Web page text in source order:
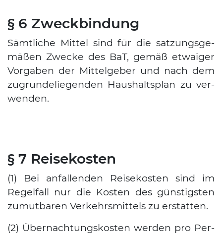
§ 6 Zweckbindung
Sämt­li­che Mit­tel sind für die sat­zungs­ge­
mä­ßen Zwe­cke des BaT, gemäß etwa­iger
Vor­ga­ben der Mit­tel­ge­ber und nach dem
zugrun­de­lie­gen­den Haus­halts­plan zu ver­
wen­den.
§ 7 Reisekosten
(1) Bei anfal­len­den Rei­se­kos­ten sind im
Regel­fall nur die Kos­ten des güns­tigs­ten
zumut­ba­ren Ver­kehrs­mit­tels zu erstat­ten.
(2) Über­nach­tungs­kos­ten wer­den pro Per­